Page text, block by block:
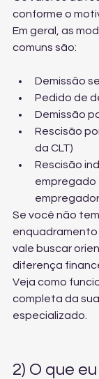
conforme o
Em geral, as
comuns são:
Demissão
Pedido de
Demissão
Rescisão
da CLT)
Rescisão
empregado
Se você não
enquadramento
vale buscar
diferença
Veja como
completa da
especializado.
2) O que